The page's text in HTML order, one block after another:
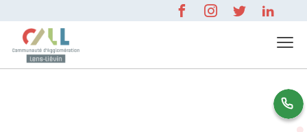
0 800 596 000